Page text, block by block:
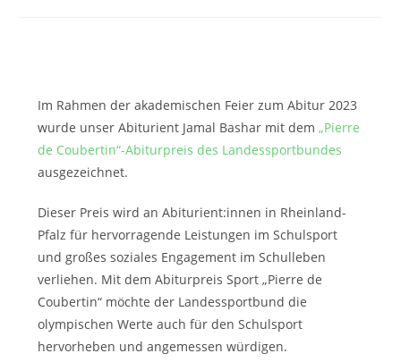
Im Rahmen der akademischen Feier zum Abitur 2023
wurde unser Abiturient Jamal Bashar mit dem„Pierre
de Coubertin“-Abiturpreis des Landessportbundes
ausgezeichnet.
Dieser Preis wird an Abiturient:innen in Rheinland-
Pfalz für hervorragende Leistungen im Schulsport
und großes soziales Engagement im Schulleben
verliehen. Mit dem Abiturpreis Sport „Pierre de
Coubertin“ möchte der Landessportbund die
olympischen Werte auch für den Schulsport
hervorheben und angemessen würdigen.